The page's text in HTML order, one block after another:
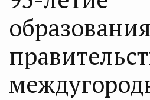
образования